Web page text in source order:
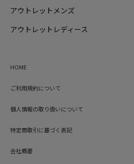
アウトレットメンズ
アウトレットレディース
HOME
ご利用規約について
個人情報の取り扱いについて
特定商取引に基づく表記
会社概要